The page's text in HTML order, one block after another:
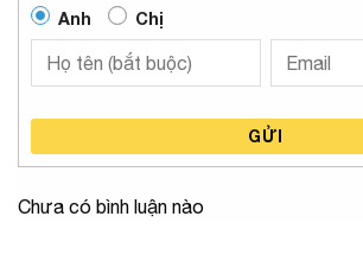
Anh Chị
GỬI
Chưa có bình luận nào